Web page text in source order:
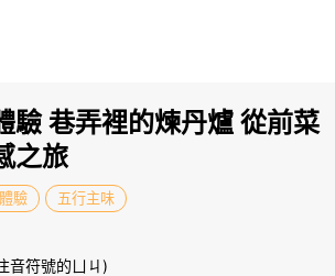
驗 巷弄裡的煉丹爐 從前菜
之旅
驗 五行主味
音符號的ㄩㄐ)